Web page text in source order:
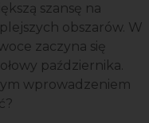
szansę na
obszarów. W
zaczyna się
października.
wprowadzeniem